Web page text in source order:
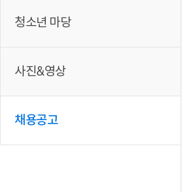
청소년 마당
사진&영상
채용공고